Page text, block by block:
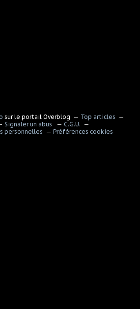
sur le portail Overblog
Top articles
Signaler un abus
C.G.U.
personnelles
Préférences cookies